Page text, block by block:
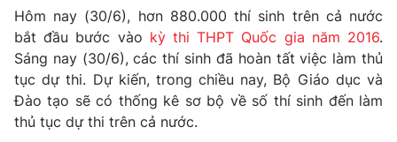
Câu chuyện quốc tế
Thị trường
Góc doanh nghiệp
Dữ liệu và đời sống
Truyền hình
Phim VTV
Hậu trường
Giải trí
Hôm nay (30/6), hơn 880.000 thí sinh trên cả nước
bắt đầu bước vào kỳ thi THPT Quốc gia năm 2016.
Sáng nay (30/6), các thí sinh đã hoàn tất việc làm thủ
tục dự thi. Dự kiến, trong chiều nay, Bộ Giáo dục và
Đào tạo sẽ có thống kê sơ bộ về số thí sinh đến làm
thủ tục dự thi trên cả nước.